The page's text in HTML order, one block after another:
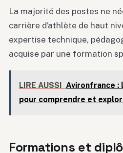
La majorité des postes ne
carrière d’athlète de haut
expertise technique,
acquise par une formation
LIRE AUSSI
Avironfrance :
pour comprendre et
Formations et